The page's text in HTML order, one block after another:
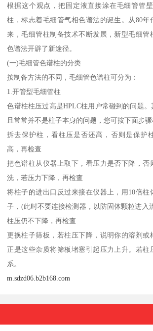
根据这个观点，把固定液直接涂在毛细管管
柱，标志着毛细管气相色谱法的诞生。从80年
来，毛细管柱制备技术不断发展，新型毛细管
色谱法开辟了新途径。
(一)毛细管色谱柱的分类
按制备方法的不同，毛细管色谱柱可分为：
1.开管型毛细管柱
色谱柱柱压过高是HPLC柱用户常碰到的问题
且常常并不是柱子本身的问题，您可按下面步骤
拆去保护柱，看柱压是否还高，否则是保护
高，再检查
把色谱柱从仪器上取下，看压力是否下降，否
洗，若压力下降，再检查
将柱子的进出口反过来接在仪器上，用10倍柱
子，(此时不要连接检测器，以防固体颗粒进入
柱压仍不下降，再检查
更换柱子筛板，若柱压下降，说明你的溶剂或
正是这些杂质将筛板堵塞引起压力上升。若柱
系。
m.sdzd06.b2b168.com